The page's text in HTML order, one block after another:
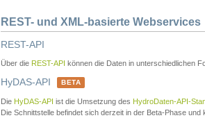
REST- und XML-basierte Webservices
REST-API
Über die REST-API können die Daten in unterschiedlichen
HyDAS-API BETA
Die HyDAS-API ist die Umsetzung des HydroDaten-API-
Die Schnittstelle befindet sich derzeit in der Beta-Phase und